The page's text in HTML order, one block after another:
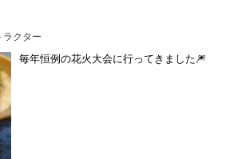
ラクター
毎年恒例の花火大会に行ってきました🎆